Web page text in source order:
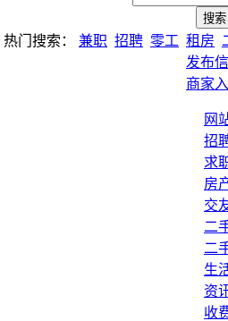
热门搜索： 兼职 招聘 零工 租房
发布
商家
网
招
求
房
交
二
二
生
资
收